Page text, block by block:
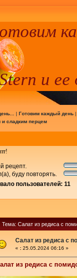
и ее
| Готовим каждый день
сладким перцем
рецепт.
буду повторять.
пользователей: 11
Тема: Салат из редиса с
Салат из редиса с
« : 25.05.2024 06:16 »
из редиса с